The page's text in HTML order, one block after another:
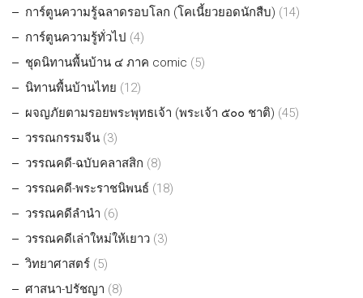
การ์ตูนความรู้ฉลาดรอบโลก (โคเนี้ยวยอดนักสืบ) (14)
การ์ตูนความรู้ทั่วไป (4)
ชุดนิทานพื้นบ้าน ๔ ภาค comic (5)
นิทานพื้นบ้านไทย (12)
ผจญภัยตามรอยพระพุทธเจ้า (พระเจ้า ๕๐๐ ชาติ) (45)
วรรณกรรมจีน (3)
วรรณคดี-ฉบับคลาสสิก (8)
วรรณคดี-พระราชนิพนธ์ (18)
วรรณคดีลำนำ (6)
วรรณคดีเล่าใหม่ให้เยาว (3)
วิทยาศาสตร์ (5)
ศาสนา-ปรัชญา (8)